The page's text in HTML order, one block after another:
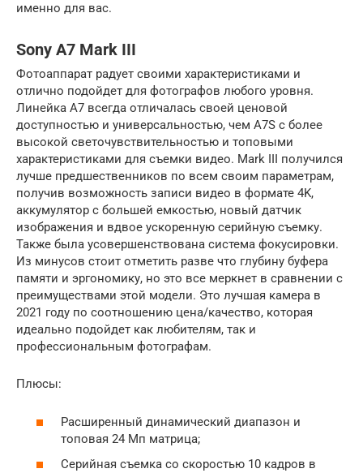
именно для вас.
Sony A7 Mark III
Фотоаппарат радует своими характеристиками и
отлично подойдет для фотографов любого уровня.
Линейка A7 всегда отличалась своей ценовой
доступностью и универсальностью, чем A7S с более
высокой светочувствительностью и топовыми
характеристиками для съемки видео. Mark III получился
лучше предшественников по всем своим параметрам,
получив возможность записи видео в формате 4K,
аккумулятор с большей емкостью, новый датчик
изображения и вдвое ускоренную серийную съемку.
Также была усовершенствована система фокусировки.
Из минусов стоит отметить разве что глубину буфера
памяти и эргономику, но это все меркнет в сравнении с
преимуществами этой модели. Это лучшая камера в
2021 году по соотношению цена/качество, которая
идеально подойдет как любителям, так и
профессиональным фотографам.
Плюсы:
Расширенный динамический диапазон и
топовая 24 Мп матрица;
Серийная съемка со скоростью 10 кадров в